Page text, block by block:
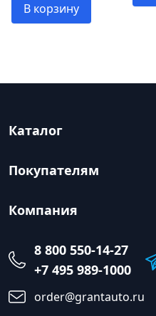
В корзину
Каталог
Покупателям
Компания
8 800 550-14-27
+7 495 989-1000
order@grantauto.ru